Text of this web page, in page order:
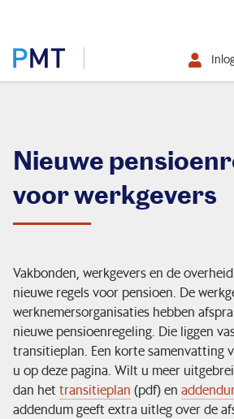
Werkgever
Mijn situatie verandert
Ik ontvang pensioen
Ik bouw pensioen op
Nieuwe
voor werkgevers
Vakbonden, werkgevers en de
nieuwe regels voor pensioen. De
werknemersorganisaties hebben
nieuwe pensioenregeling. Die liggen
transitieplan. Een korte samenvatting
u op deze pagina. Wilt u meer
dan het transitieplan (pdf) en
addendum geeft extra uitleg over de